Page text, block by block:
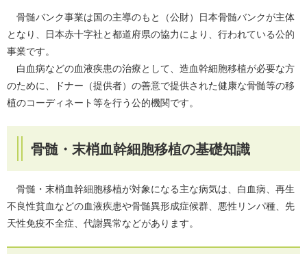
骨髄バンク事業は国の主導のもと（公財）日本骨髄バンクが主体
となり、日本赤十字社と都道府県の協力により、行われている公的
事業です。
白血病などの血液疾患の治療として、造血幹細胞移植が必要な方
のために、ドナー（提供者）の善意で提供された健康な骨髄等の移
植のコーディネート等を行う公的機関です。
骨髄・末梢血幹細胞移植の基礎知識
骨髄・末梢血幹細胞移植が対象になる主な病気は、白血病、再生
不良性貧血などの血液疾患や骨髄異形成症候群、悪性リンパ種、先
天性免疫不全症、代謝異常などがあります。